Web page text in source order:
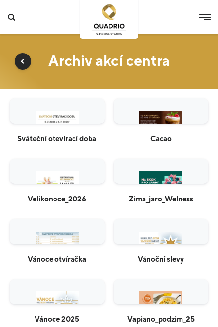
Archiv akcí centra
Sváteční otevírací doba Cacao
Velikonoce_2026 Zima_jaro_Welness
Vánoce otvíračka Vánoční slevy
Vánoce 2025 Vapiano_podzim_25